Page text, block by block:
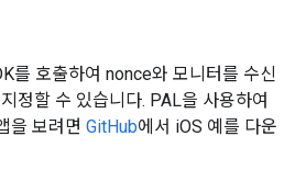
를 호출하여 nonce와 모니터를 수신
정할 수 있습니다. PAL을 사용하여
을 보려면 GitHub에서 iOS 예를 다운